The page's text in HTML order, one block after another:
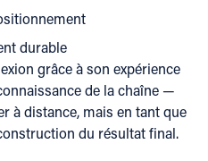
durable
grâce à son expérience
de la chaîne —
à distance, mais en tant que
du résultat final.